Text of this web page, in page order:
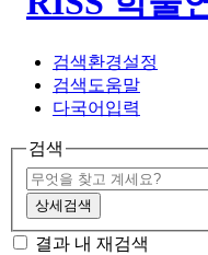
검색환경설정
검색도움말
다국어입력
검색
상세검색
결과 내 재검색